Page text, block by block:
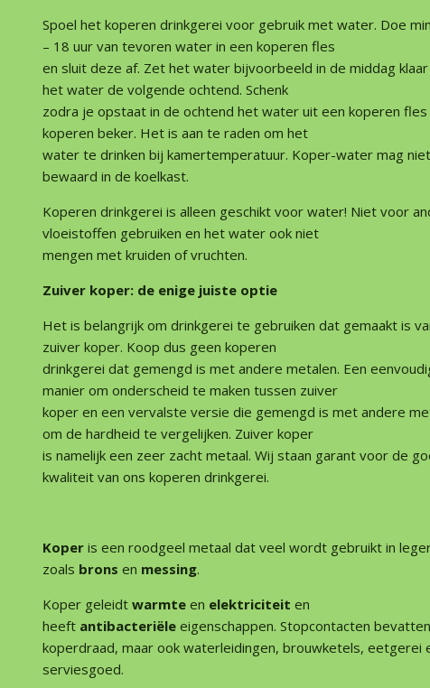
Spoel het koperen drinkgerei voor gebruik met water. Doe
– 18 uur van tevoren water in een koperen fles
en sluit deze af. Zet het water bijvoorbeeld in de middag
het water de volgende ochtend. Schenk
zodra je opstaat in de ochtend het water uit een koperen fles
koperen beker. Het is aan te raden om het
water te drinken bij kamertemperatuur. Koper-water mag
bewaard in de koelkast.
Koperen drinkgerei is alleen geschikt voor water! Niet voor
vloeistoffen gebruiken en het water ook niet
mengen met kruiden of vruchten.
Zuiver koper: de enige juiste optie
Het is belangrijk om drinkgerei te gebruiken dat gemaakt is
zuiver koper. Koop dus geen koperen
drinkgerei dat gemengd is met andere metalen. Een
manier om onderscheid te maken tussen zuiver
koper en een vervalste versie die gemengd is met andere
om de hardheid te vergelijken. Zuiver koper
is namelijk een zeer zacht metaal. Wij staan garant voor de
kwaliteit van ons koperen drinkgerei.
Koper is een roodgeel metaal dat veel wordt gebruikt in
zoals brons en messing.
Koper geleidt warmte en elektriciteit en
heeft antibacteriële eigenschappen. Stopcontacten
koperdraad, maar ook waterleidingen, brouwketels, eetgerei
serviesgoed.